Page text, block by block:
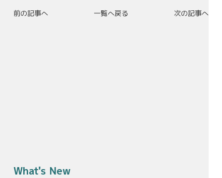
前の記事へ 一覧へ戻る 次の記事へ
What's New